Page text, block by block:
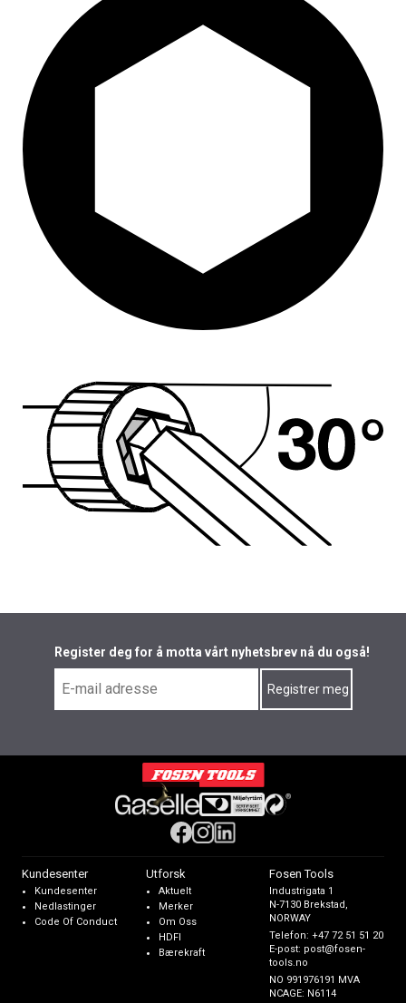
Register deg for å motta vårt nyhetsbrev nå du også!
Kundesenter
Kundesenter
Nedlastinger
Code Of Conduct
Utforsk
Aktuelt
Merker
Om Oss
HDFI
Bærekraft
Fosen Tools
Industrigata 1
N-7130 Brekstad,
NORWAY
Telefon:+47 72 51 51 20
E-post: post@fosen-
tools.no
NO 991976191 MVA
NCAGE: N6114